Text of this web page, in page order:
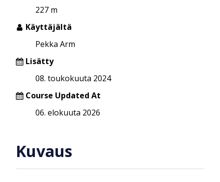
227 m
Käyttäjältä
Pekka Arm
Lisätty
08. toukokuuta 2024
Course Updated At
06. elokuuta 2026
Kuvaus